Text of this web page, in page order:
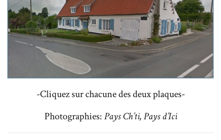
-Cliquez sur chacune des deux plaques-
Photographies:Pays Ch’ti, Pays d’Ici